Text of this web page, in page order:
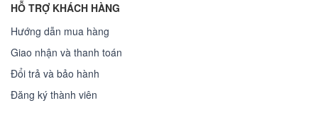
HỖ TRỢ KHÁCH HÀNG
Hướng dẫn mua hàng
Giao nhận và thanh toán
Đổi trả và bảo hành
Đăng ký thành viên